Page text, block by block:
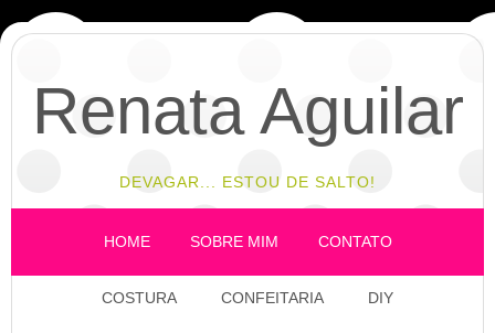
Renata Aguilar
DEVAGAR... ESTOU DE SALTO!
HOME SOBRE MIM CONTATO
COSTURA CONFEITARIA DIY